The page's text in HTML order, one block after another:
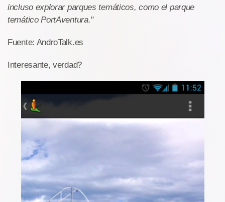
incluso explorar parques temáticos, como el parque
temático PortAventura."
Fuente: AndroTalk.es
Interesante, verdad?